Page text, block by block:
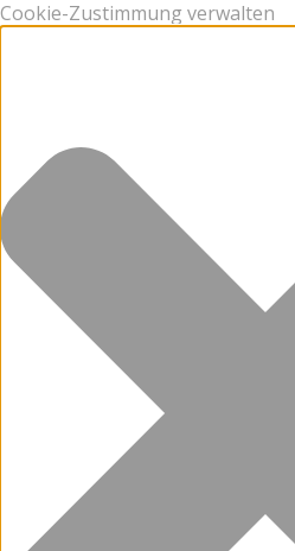
Cookie-Zustimmung verwalten